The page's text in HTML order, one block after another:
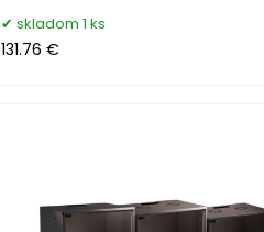
skladom 1 ks
131.76 €